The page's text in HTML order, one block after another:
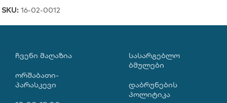
SKU: 16-02-0012
ᲩᲕᲔᲜᲘ ᲛᲐᲦᲐᲖᲘᲐ
ორშაბათი-
პარასკევი
ᲡᲐᲡᲐᲠᲒᲔᲑᲚᲝ
ᲑᲛᲣᲚᲔᲑᲘ
დაბრუნების
პოლიტიკა